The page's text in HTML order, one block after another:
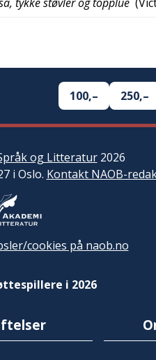
100,– 250,–
og Litteratur2026
i Oslo. Kontakt NAOB-
cookies på naob.no
i 2026